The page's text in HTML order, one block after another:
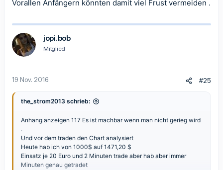
Vorallen Anfängern könnten damit viel Frust vermeiden .
jopi.bob
Mitglied
19 Nov. 2016 #25
the_strom2013 schrieb:
Anhang anzeigen 117 Es ist machbar wenn man nicht gerieg wird
.
Und vor dem traden den Chart analysiert
Heute hab ich von 1000$ auf 1471,20 $
Einsatz je 20 Euro und 2 Minuten trade aber hab aber immer
Minuten genau getradet